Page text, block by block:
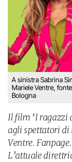
A sinistra Sabrina
Mariele Ventre,
Bologna
Il film ‘I ragazzi
agli spettatori di
Ventre.
L’attuale